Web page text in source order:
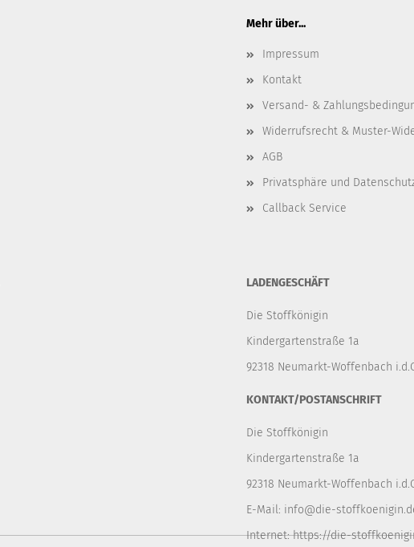
Mehr über...
Impressum
Kontakt
Versand- &
Widerrufsrecht & Muster-
AGB
Privatsphäre und
Callback Service
LADENGESCHÄFT
Die Stoffkönigin
Kindergartenstraße 1a
92318 Neumarkt-Woffenbach
KONTAKT/POSTANSCHRIFT
Die Stoffkönigin
Kindergartenstraße 1a
92318 Neumarkt-Woffenbach
E-Mail: info@die-
Internet:https://die-